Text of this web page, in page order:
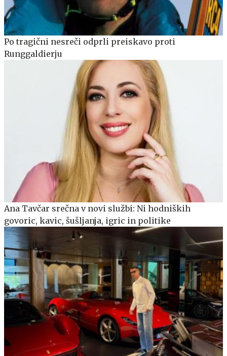
Po tragični nesreči odprli preiskavo proti
Runggaldierju
Ana Tavčar srečna v novi službi: Ni hodniških
govoric, kavic, šušljanja, igric in politike